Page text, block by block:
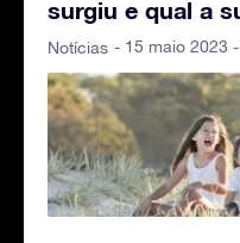
surgiu e qual a
Notícias - 15 maio 2023 -